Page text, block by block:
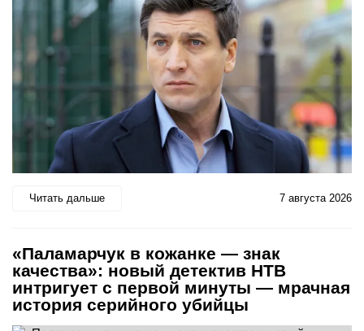
Читать дальше 7 августа 2026
«Паламарчук в кожанке — знак
качества»: новый детектив НТВ
интригует с первой минуты — мрачная
история серийного убийцы